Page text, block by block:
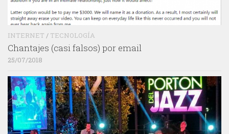
INTERNET / TECNOLOGÍA
Chantajes (casi falsos) por email
25/07/2018